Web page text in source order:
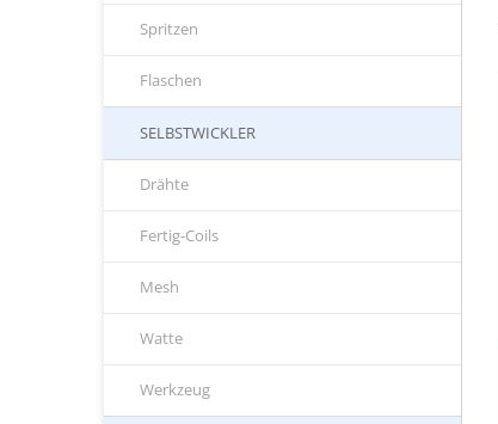
Spritzen
Flaschen
SELBSTWICKLER
Drähte
Fertig-Coils
Mesh
Watte
Werkzeug